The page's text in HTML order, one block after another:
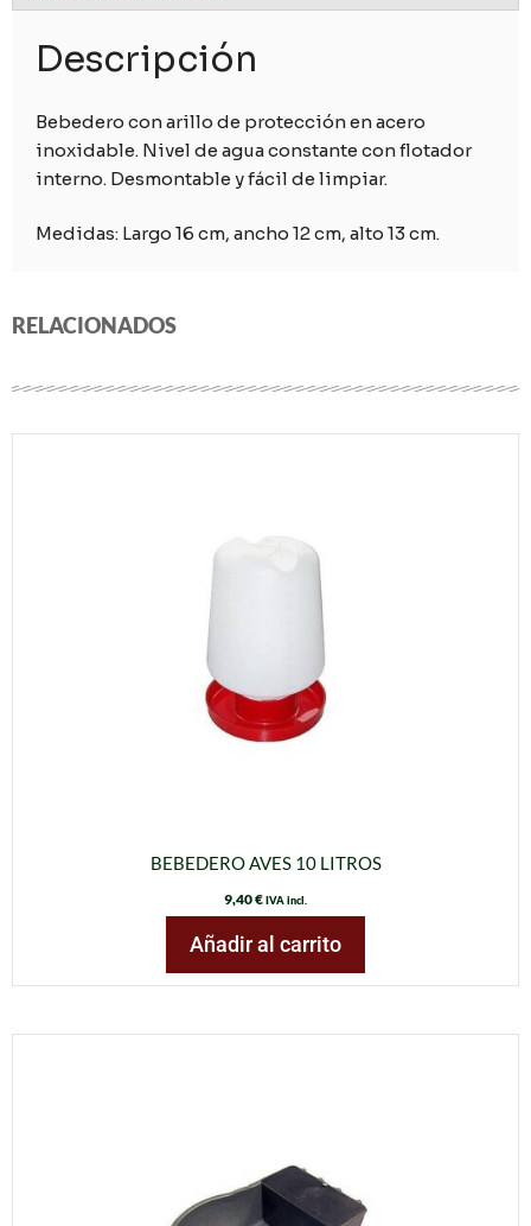
Descripción
Bebedero con arillo de protección en acero
inoxidable. Nivel de agua constante con flotador
interno. Desmontable y fácil de limpiar.
Medidas: Largo 16 cm, ancho 12 cm, alto 13 cm.
RELACIONADOS
BEBEDERO AVES 10 LITROS
9,40€IVA incl.
Añadir al carrito